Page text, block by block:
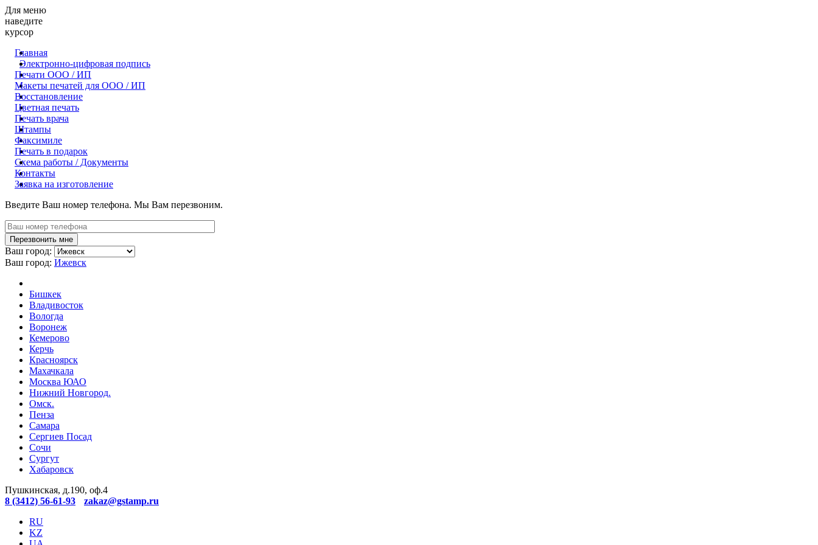
Для меню
наведите
курсор
Главная
Электронно-цифровая подпись
Печати ООО / ИП
Макеты печатей для OOO / ИП
Восстановление
Цветная печать
Печать врача
Штампы
Факсимиле
Печать в подарок
Схема работы / Документы
Контакты
Заявка на изготовление
Введите Ваш номер телефона. Мы Вам перезвоним.
Ваш город:
Ваш город: Ижевск
Бишкек
Владивосток
Вологда
Воронеж
Кемерово
Керчь
Красноярск
Махачкала
Москва ЮАО
Нижний Новгород.
Омск.
Пенза
Самара
Сергиев Посад
Сочи
Сургут
Хабаровск
Пушкинская, д.190, оф.4
8 (3412) 56-61-93
zakaz@gstamp.ru
RU
KZ